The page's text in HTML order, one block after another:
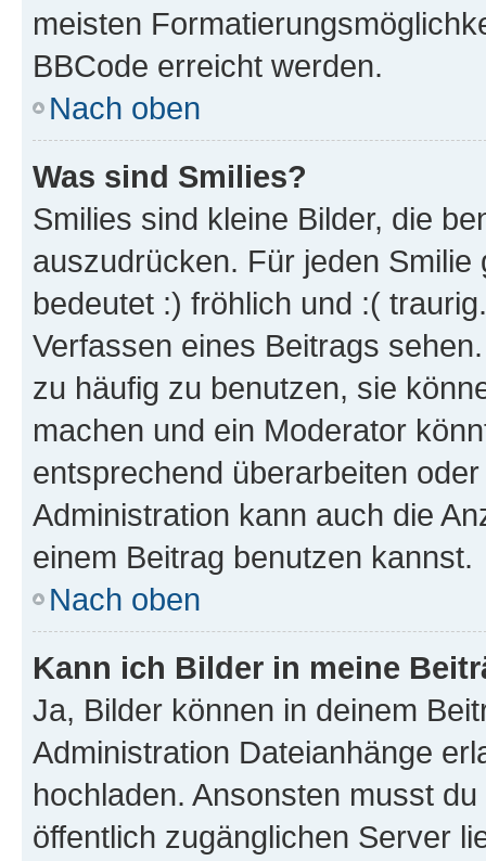
meisten
BBCode erreicht werden.
Nach oben
Was sind Smilies?
Smilies sind kleine Bilder, die
auszudrücken. Für jeden
bedeutet :) fröhlich und :(
Verfassen eines Beitrags
zu häufig zu benutzen, sie
machen und ein Moderator
entsprechend überarbeiten
Administration kann auch die
einem Beitrag benutzen kannst.
Nach oben
Kann ich Bilder in meine
Ja, Bilder können in deinem
Administration Dateianhänge
hochladen. Ansonsten musst
öffentlich zugänglichen Server